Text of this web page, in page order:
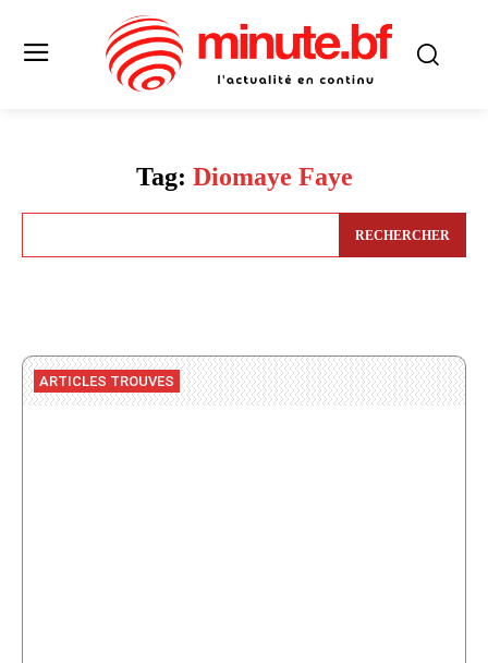
Tag: Diomaye Faye
RECHERCHER
ARTICLES TROUVES